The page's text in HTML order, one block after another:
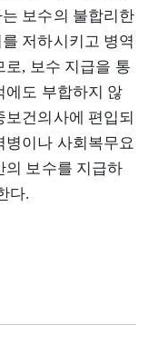
보수의 불합리한
저하시키고 병역
, 보수 지급을 통
에도 부합하지 않
건의사에 편입되
이나 사회복무요
의 보수를 지급하
다.